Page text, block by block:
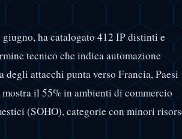
ha catalogato 412 IP distinti e
tecnico che indica automazione
attacchi punta verso Francia, Paesi
il 55% in ambienti di commercio
(SOHO), categorie con minori